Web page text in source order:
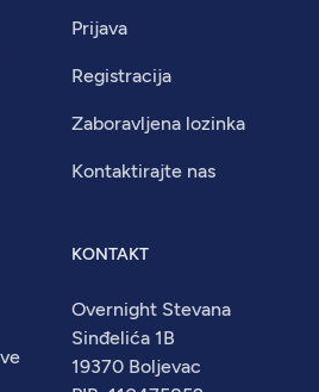
Prijava
Registracija
Zaboravljena lozinka
Kontaktirajte nas
KONTAKT
Overnight Stevana
Sinđelića 1B
19370 Boljevac